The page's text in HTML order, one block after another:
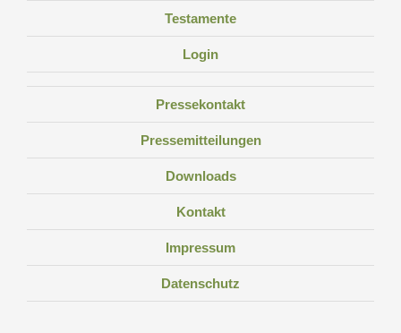
Testamente
Login
Pressekontakt
Pressemitteilungen
Downloads
Kontakt
Impressum
Datenschutz